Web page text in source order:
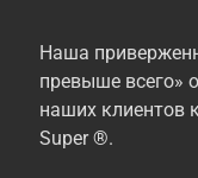
Наша
превыше всего»
наших клиентов
Super ®.